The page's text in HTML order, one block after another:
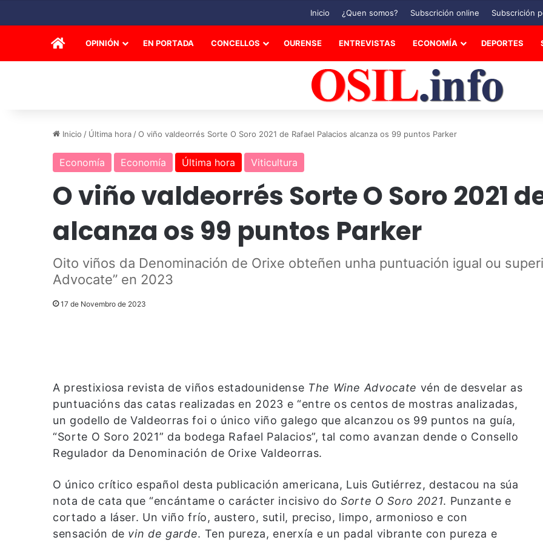
Inicio ¿Quen somos? Subscrición online Subscrición
INICIOOPINIÓN EN PORTADA CONCELLOS OURENSE ENTREVISTAS ECONOMÍA DEPORTES
Inicio / Última hora /O viño valdeorrés Sorte O Soro 2021 de Rafael Palacios alcanza os 99 puntos Parker
Economía Economía Última hora Viticultura
O viño valdeorrés Sorte O Soro 2021
alcanza os 99 puntos Parker
Oito viños da Denominación de Orixe obteñen unha puntuación igual ou
Advocate” en 2023
17 de Novembro de 2023
A prestixiosa revista de viños estadounidense The Wine Advocate vén de desvelar as
puntuacións das catas realizadas en 2023 e “entre os centos de mostras analizadas,
un godello de Valdeorras foi o único viño galego que alcanzou os 99 puntos na guía,
“Sorte O Soro 2021” da bodega Rafael Palacios”, tal como avanzan dende o Consello
Regulador da Denominación de Orixe Valdeorras.
O único crítico español desta publicación americana, Luis Gutiérrez, destacou na súa
nota de cata que “encántame o carácter incisivo doSorte O Soro 2021. Punzante e
cortado a láser. Un viño frío, austero, sutil, preciso, limpo, armonioso e con
sensación de vin de garde. Ten pureza, enerxía e un padal vibrante con pureza e